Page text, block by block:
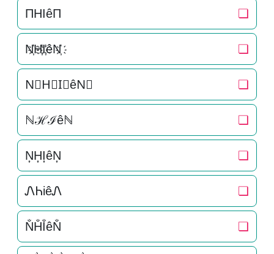
ΠHIêΠ ❏
N҉H҉I҉êN҉ ❏
N⃜H⃜I⃜êN⃜ ❏
ℕℋℐêℕ ❏
N͎H͎I͎êN͎ ❏
ᏁᏂiêᏁ ❏
N̐H̐I̐êN̐ ❏